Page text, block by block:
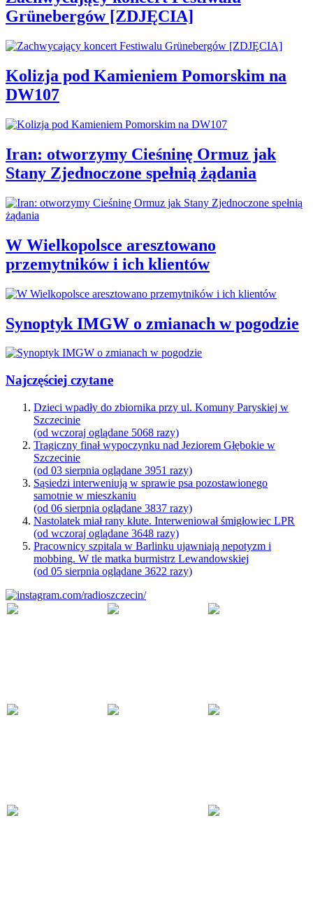
Grünebergów [ZDJĘCIA]
Kolizja pod Kamieniem Pomorskim na
DW107
Iran: otworzymy Cieśninę Ormuz jak
Stany Zjednoczone spełnią żądania
W Wielkopolsce aresztowano
przemytników i ich klientów
Synoptyk IMGW o zmianach w pogodzie
Najczęściej czytane
Dzieci wpadły do zbiornika przy ul. Komuny Paryskiej w
Szczecinie
(od wczoraj oglądane 5068 razy)
Tragiczny finał wypoczynku nad Jeziorem Głębokie w
Szczecinie
(od 03 sierpnia oglądane 3951 razy)
Sąsiedzi interweniują w sprawie psa pozostawionego
samotnie w mieszkaniu
(od 06 sierpnia oglądane 3837 razy)
Nastolatek miał rany kłute. Interweniował śmigłowiec LPR
(od wczoraj oglądane 3648 razy)
Pracownicy szpitala w Barlinku ujawniają nepotyzm i
mobbing. W tle matka burmistrz Lewandowskiej
(od 05 sierpnia oglądane 3622 razy)